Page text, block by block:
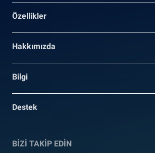
Özellikler
Hakkımızda
Bilgi
Destek
BİZİ TAKİP EDİN